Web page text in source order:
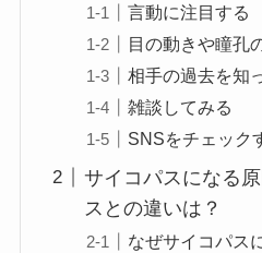
言動に注目する
目の動きや瞳孔
相手の過去を知
雑談してみる
SNSをチェック
サイコパスになる
スとの違いは？
なぜサイコパス